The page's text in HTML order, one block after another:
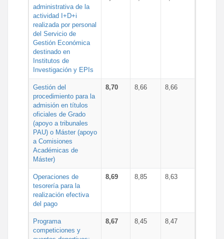
administrativa de la
actividad I+D+i
realizada por personal
del Servicio de
Gestión Económica
destinado en
Institutos de
Investigación y EPIs
Gestión del
procedimiento para la
admisión en títulos
oficiales de Grado
(apoyo a tribunales
PAU) o Máster (apoyo
a Comisiones
Académicas de
Máster)
8,70 8,66 8,66
Operaciones de
tesorería para la
realización efectiva
del pago
8,69 8,85 8,63
Programa
competiciones y
8,67 8,45 8,47